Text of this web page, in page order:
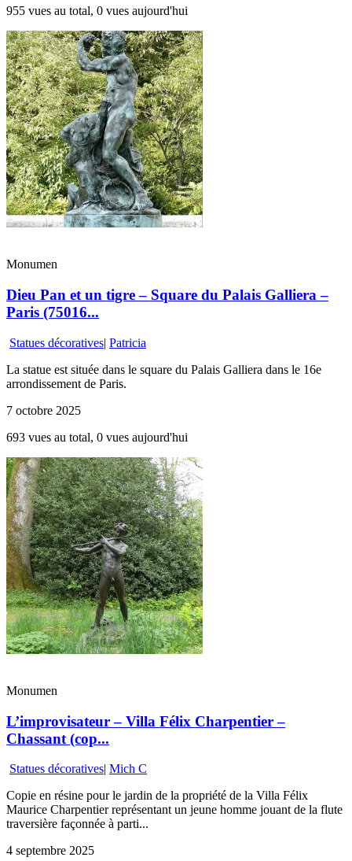
955 vues au total, 0 vues aujourd'hui
Monumen
Dieu Pan et un tigre – Square du Palais Galliera –
Paris (75016...
Statues décoratives| Patricia
La statue est située dans le square du Palais Galliera dans le 16e
arrondissement de Paris.
7 octobre 2025
693 vues au total, 0 vues aujourd'hui
Monumen
L’improvisateur – Villa Félix Charpentier –
Chassant (cop...
Statues décoratives| Mich C
Copie en résine pour le jardin de la propriété de la Villa Félix
Maurice Charpentier représentant un jeune homme jouant de la flute
traversière façonnée à parti...
4 septembre 2025